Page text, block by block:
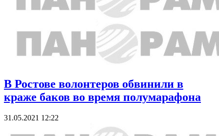
В Ростове волонтеров обвинили в
краже баков во время полумарафона
31.05.2021 12:22